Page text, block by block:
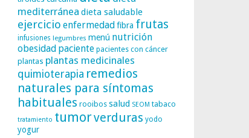
mediterránea dieta saludable
ejercicio enfermedadfibra frutas
infusiones legumbres menú nutrición
obesidad paciente pacientes con cáncer
plantas plantas medicinales
quimioterapia remedios
naturales para síntomas
habituales rooibos salud SEOM tabaco
tratamiento tumorverduras yodo
yogur